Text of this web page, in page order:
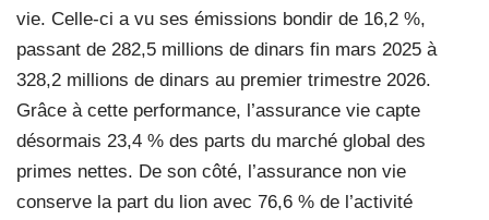
vie. Celle-ci a vu ses émissions bondir de 16,2 %,
passant de 282,5 millions de dinars fin mars 2025 à
328,2 millions de dinars au premier trimestre 2026.
Grâce à cette performance, l’assurance vie capte
désormais 23,4 % des parts du marché global des
primes nettes. De son côté, l’assurance non vie
conserve la part du lion avec 76,6 % de l’activité